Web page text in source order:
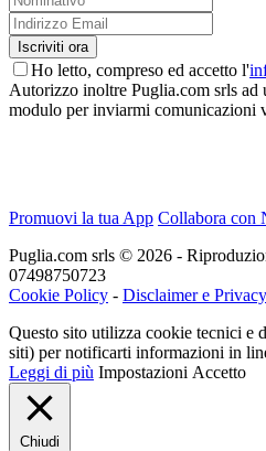
Ho letto, compreso ed accetto l'
Autorizzo inoltre Puglia.com srls
modulo per inviarmi comunicazioni
Promuovi la tua App Collabora con
Puglia.com srls © 2026 -
07498750723
Cookie Policy - Disclaimer e Privacy
Questo sito utilizza cookie tecnici e
siti) per notificarti informazioni in
Leggi di più Impostazioni Accetto
Chiudi